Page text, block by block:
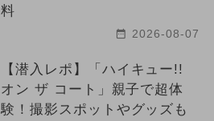
料
2026-08-07
【潜入レポ】「ハイキュー!!
オン ザ コート」親子で超体
験！撮影スポットやグッズも